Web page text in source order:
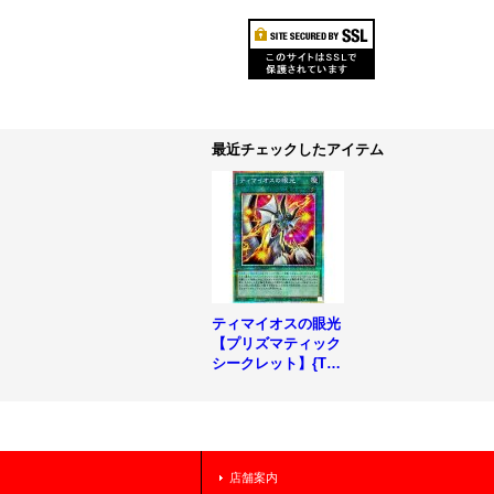
最近チェックしたアイテム
ティマイオスの眼光
【プリズマティック
シークレット】{TT
店舗案内